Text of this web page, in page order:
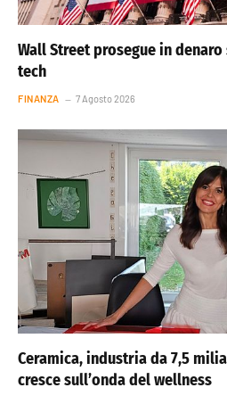
Wall Street prosegue in
tech
FINANZA 7 Agosto 2026
Ceramica, industria da 7,5
cresce sull’onda del wellness